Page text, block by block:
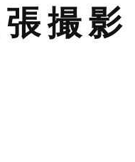
撮影